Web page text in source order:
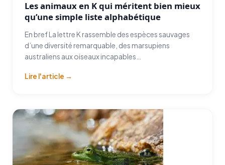
Les animaux en K qui méritent bien mieux
qu’une simple liste alphabétique
En bref La lettre K rassemble des espèces sauvages
d’une diversité remarquable, des marsupiens
australiens aux oiseaux incapables…
Lire l'article →